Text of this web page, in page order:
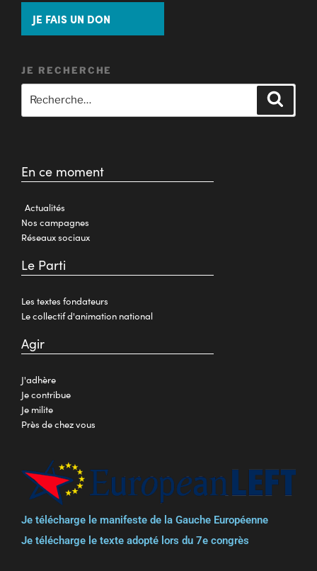
JE FAIS UN DON
JE RECHERCHE
En ce moment
Actualités
Nos campagnes
Réseaux sociaux
Le Parti
Les textes fondateurs
Le collectif d'animation national
Agir
J'adhère
Je contribue
Je milite
Près de chez vous
Je télécharge le manifeste de la Gauche Européenne
Je télécharge le texte adopté lors du 7e congrès